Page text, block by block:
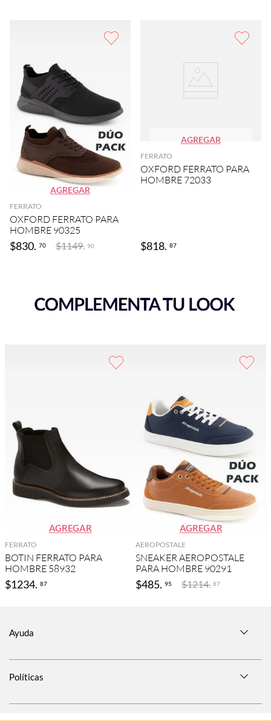
AGREGAR
FERRATO
OXFORD FERRATO PARA
HOMBRE 90325
$830. 70 $1149. 90
AGREGAR
FERRATO
OXFORD FERRATO PARA
HOMBRE 72033
$818. 87
AGREGAR
FERRATO
BOTIN FERRATO PARA
HOMBRE 58932
$1234. 87
AGREGAR
AEROPOSTALE
SNEAKER AEROPOSTALE
PARA HOMBRE 90291
$485. 95 $1214. 87
Ayuda
Políticas